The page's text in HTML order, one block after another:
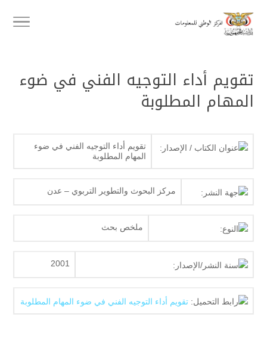
تقويم أداء التوجيه الفني في ضوء
المهام المطلوبة
عنوان الكتاب / الإصدار:
تقويم أداء التوجيه الفني في ضوء
المهام المطلوبة
جهة النشر: مركز البحوث والتطوير التربوي – عدن
النوع: ملخص بحث
سنة النشر/الإصدار: 2001
رابط التحميل:تقويم أداء التوجيه الفني في ضوء المهام المطلوبة